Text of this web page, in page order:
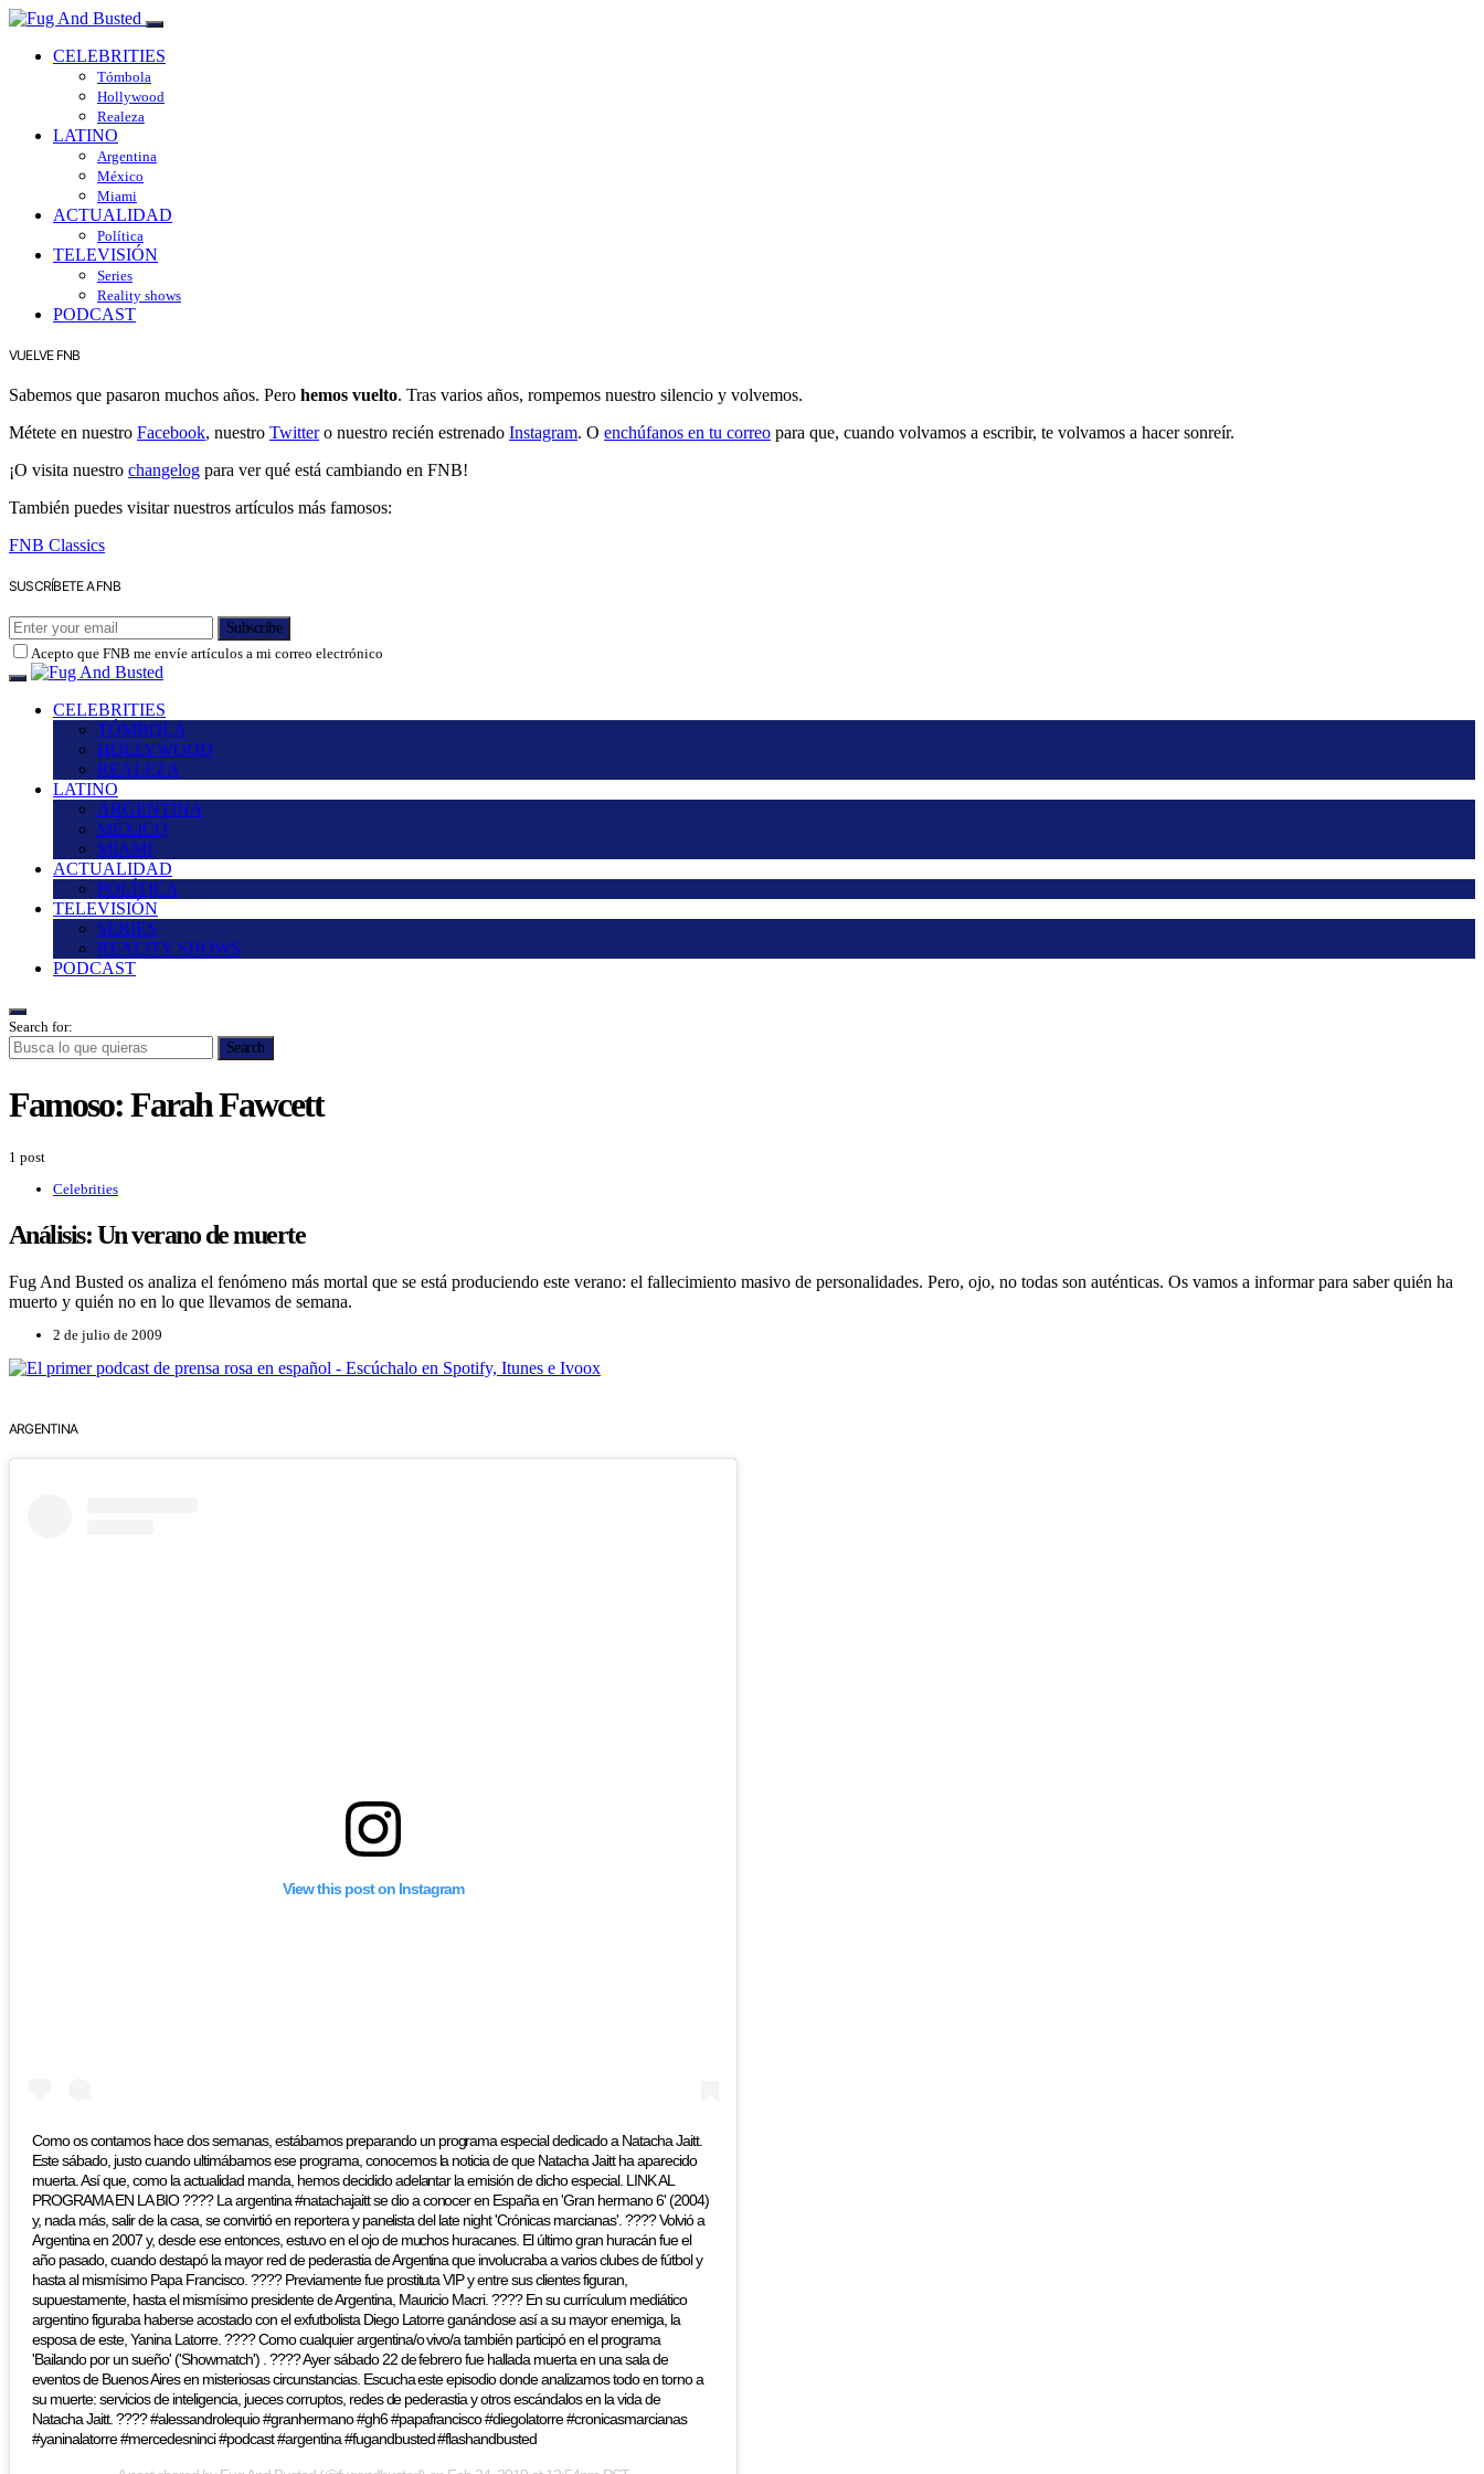
CELEBRITIES
Tómbola
Hollywood
Realeza
LATINO
Argentina
México
Miami
ACTUALIDAD
Política
TELEVISIÓN
Series
Reality shows
PODCAST
VUELVE FNB
Sabemos que pasaron muchos años. Pero hemos vuelto. Tras varios años, rompemos nuestro silencio y volvemos.
Métete en nuestro Facebook, nuestro Twittero nuestro recién estrenado Instagram. O enchúfanos en tu correo para que, cuando volvamos a escribir, te volvamos a hacer sonreír.
¡O visita nuestro changelog para ver qué está cambiando en FNB!
También puedes visitar nuestros artículos más famosos:
FNB Classics
SUSCRÍBETE A FNB
Subscribe
Acepto que FNB me envíe artículos a mi correo electrónico
CELEBRITIES
TÓMBOLA
HOLLYWOOD
REALEZA
LATINO
ARGENTINA
MÉXICO
MIAMI
ACTUALIDAD
POLÍTICA
TELEVISIÓN
SERIES
REALITY SHOWS
PODCAST
Search for:
Search
Famoso:Farah Fawcett
1 post
Celebrities
Análisis: Un verano de muerte
Fug And Busted os analiza el fenómeno más mortal que se está produciendo este verano: el fallecimiento masivo de personalidades. Pero, ojo, no todas son auténticas. Os vamos a informar para saber quién ha
muerto y quién no en lo que llevamos de semana.
2 de julio de 2009
ARGENTINA
View this post on Instagram
Como os contamos hace dos semanas, estábamos preparando un programa especial dedicado a Natacha Jaitt.
Este sábado, justo cuando ultimábamos ese programa, conocemos la noticia de que Natacha Jaitt ha aparecido
muerta. Así que, como la actualidad manda, hemos decidido adelantar la emisión de dicho especial. LINK AL
PROGRAMA EN LA BIO ???? La argentina #natachajaitt se dio a conocer en España en 'Gran hermano 6' (2004)
y, nada más, salir de la casa, se convirtió en reportera y panelista del late night 'Crónicas marcianas'. ???? Volvió a
Argentina en 2007 y, desde ese entonces, estuvo en el ojo de muchos huracanes. El último gran huracán fue el
año pasado, cuando destapó la mayor red de pederastia de Argentina que involucraba a varios clubes de fútbol y
hasta al mismísimo Papa Francisco. ???? Previamente fue prostituta VIP y entre sus clientes figuran,
supuestamente, hasta el mismísimo presidente de Argentina, Mauricio Macri. ???? En su currículum mediático
argentino figuraba haberse acostado con el exfutbolista Diego Latorre ganándose así a su mayor enemiga, la
esposa de este, Yanina Latorre. ???? Como cualquier argentina/o vivo/a también participó en el programa
'Bailando por un sueño' ('Showmatch') . ???? Ayer sábado 22 de febrero fue hallada muerta en una sala de
eventos de Buenos Aires en misteriosas circunstancias. Escucha este episodio donde analizamos todo en torno a
su muerte: servicios de inteligencia, jueces corruptos, redes de pederastia y otros escándalos en la vida de
Natacha Jaitt. ???? #alessandrolequio #granhermano #gh6 #papafrancisco #diegolatorre #cronicasmarcianas
#yaninalatorre #mercedesninci #podcast #argentina #fugandbusted #flashandbusted